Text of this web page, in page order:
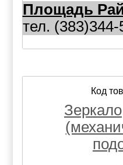
Площадь
тел. (383)344-
Код